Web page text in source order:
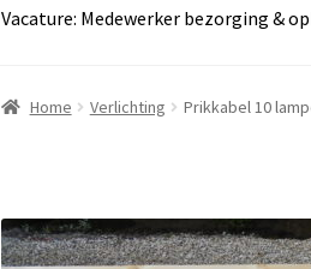
Vacature: Medewerker bezorging &
Home Algemene voorwaarden
Vacature: Parttime medewerker
Home Verlichting Prikkabel 10